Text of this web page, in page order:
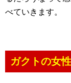
べていきます。
ガクトの女